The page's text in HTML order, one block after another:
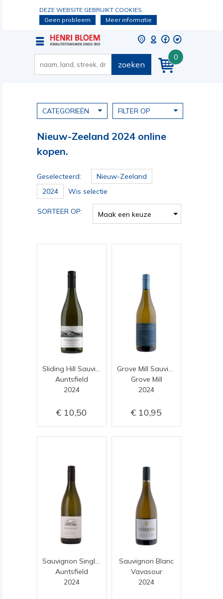
DEZE WEBSITE GEBRUIKT COOKIES
Geen probleem
Meer informatie
0
zoeken
CATEGORIEËN FILTER OP
Nieuw-Zeeland 2024 online
kopen.
Geselecteerd:
Nieuw-Zeeland
2024
Wis selectie
SORTEER OP: Maak een keuze
Auntsfield
2024
10,50
Grove Mill
2024
10,95
Auntsfield
2024
Sauvignon Blanc
Vavasour
2024